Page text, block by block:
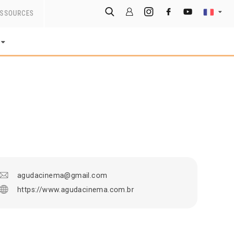
agudacinema@gmail.com
https://www.agudacinema.com.br